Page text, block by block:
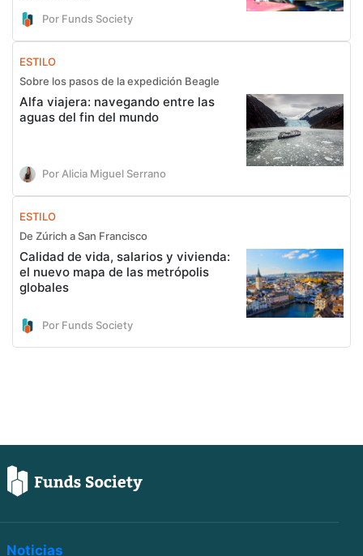
Por Funds Society
ESTILO
Sobre los pasos de la expedición Beagle
Alfa viajera: navegando entre las
aguas del fin del mundo
Por Alicia Miguel Serrano
ESTILO
De Zúrich a San Francisco
Calidad de vida, salarios y vivienda:
el nuevo mapa de las metrópolis
globales
Por Funds Society
Noticias